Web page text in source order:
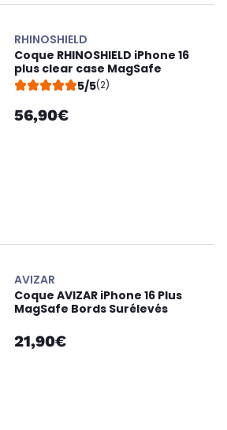
RHINOSHIELD
Coque RHINOSHIELD iPhone 16
plus clear case MagSafe
5/5(2)
56,90€
AVIZAR
Coque AVIZAR iPhone 16 Plus
MagSafe Bords Surélevés
21,90€